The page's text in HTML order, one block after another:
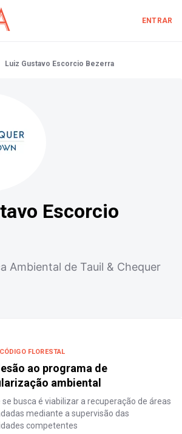
ENTRAR
Luiz Gustavo Escorcio Bezerra
Escorcio
Ambiental de Tauil & Chequer
FLORESTAL
ao programa de
ambiental
se busca é viabilizar a recuperação de áreas
mediante a supervisão das
competentes